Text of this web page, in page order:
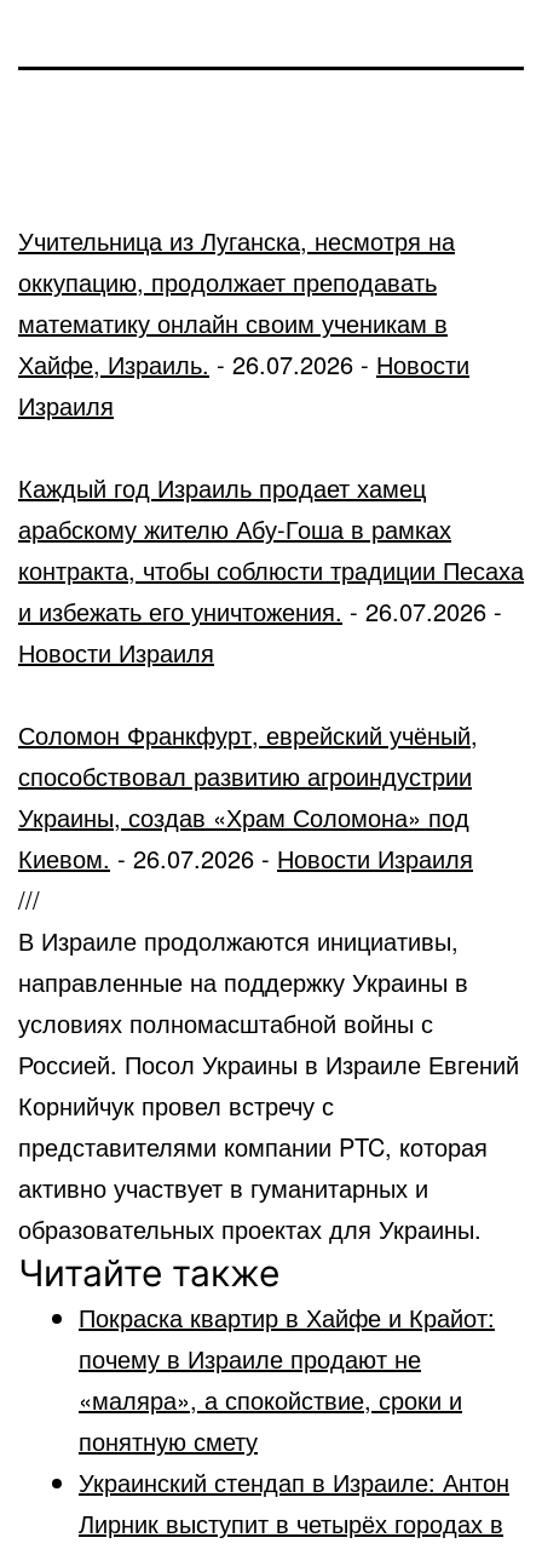
Учительница из Луганска, несмотря на
оккупацию, продолжает преподавать
математику онлайн своим ученикам в
Хайфе, Израиль. - 26.07.2026 - Новости
Израиля
Каждый год Израиль продает хамец
арабскому жителю Абу-Гоша в рамках
контракта, чтобы соблюсти традиции Песаха
и избежать его уничтожения. - 26.07.2026 -
Новости Израиля
Соломон Франкфурт, еврейский учёный,
способствовал развитию агроиндустрии
Украины, создав «Храм Соломона» под
Киевом. - 26.07.2026 - Новости Израиля
///
В Израиле продолжаются инициативы,
направленные на поддержку Украины в
условиях полномасштабной войны с
Россией. Посол Украины в Израиле Евгений
Корнийчук провел встречу с
представителями компании PTC, которая
активно участвует в гуманитарных и
образовательных проектах для Украины.
Читайте также
Покраска квартир в Хайфе и Крайот:
почему в Израиле продают не
«маляра», а спокойствие, сроки и
понятную смету
Украинский стендап в Израиле: Антон
Лирник выступит в четырёх городах в